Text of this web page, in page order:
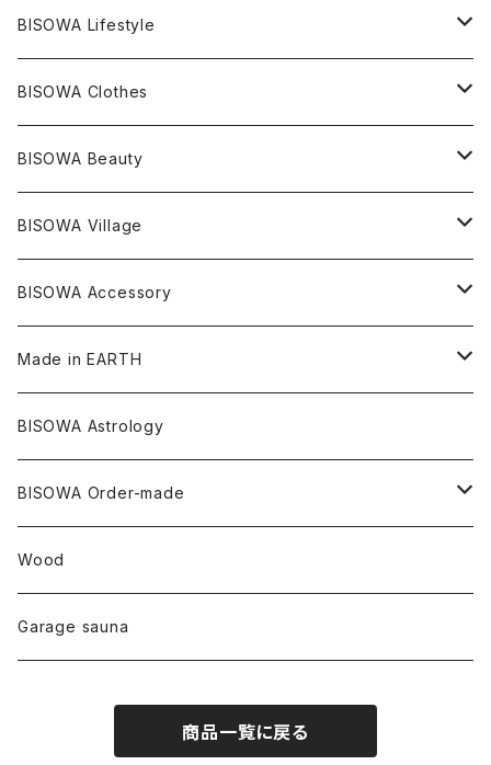
ツインソウル
メタモルフォーゼス
クォーツインクォーツ
ガーデンクォーツ
アクアマリン
デュモルチェライト
タンザナイト
ムーンストーン
ヒマラヤ
ブラジル
中国
アメリカ
絹麻 ~kenma~
宇佐美聖子
Others
ブレスレット
宇佐美聖子
Others
リング
サンキャッチャー
ヘアアクセサリー
イヤリング
キーホルダー
ヘンプ
オーガニックコットン
PANTS
ヘンプ
オーガニックコットン
T-SHIRT
オーガニックコットン
ヘンプコットン
leggings
ヘンプ
オーガニックコットン
Others
ヘンプ
オーガニックコットン
Underwear
のるすく
BISOWA Lifestyle
Music
宇佐美聖子
Niceness Music
浄化アイテム
Cosmic Hemp 麻炭
セージ
オラクルカード
キャンドル
HAZE 和蝋燭
縁キャンドル
陶器
大蝶恵美子
Tomoko Uemura Art 麻炭陶器
Cosmic hemp
YUGEN GLASS
others
foods
BISOWA Clothes
麻
絹
Others
オーガニックコットン
バンブー
オーガニックフリース
BISOWA Beauty
ヘンプオイル
BISOWA Village
Bisowa Club Room
BISOWA Accessory
ヘアゴム
宇佐美聖子
Made in EARTH
Misakubo Japan
碧-AOI-の松葉天然酵母パン
Uwajima Japan
BISOWA Astrology
BISOWA Order-made
∞Seiko Usami∞
Wood
Garage sauna
商品一覧に戻る